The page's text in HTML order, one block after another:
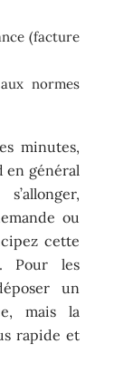
(facture
normes
minutes,
en général
ou
cette
Pour les
un
mais la
rapide et